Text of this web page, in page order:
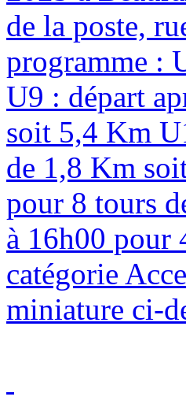
de la poste,
programme :
U9 : départ
soit 5,4 Km
de 1,8 Km
pour 8 tours
à 16h00 pour
catégorie
miniature ci-